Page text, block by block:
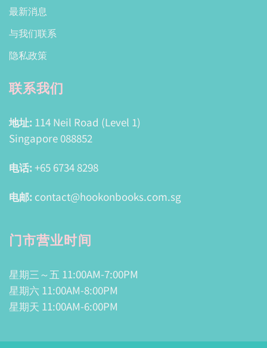
最新消息
与我们联系
隐私政策
联系我们
地址: 114 Neil Road (Level 1)
Singapore 088852
电话: +65 6734 8298
电邮: contact@hookonbooks.com.sg
门市营业时间
星期三～五 11:00AM-7:00PM
星期六 11:00AM-8:00PM
星期天 11:00AM-6:00PM